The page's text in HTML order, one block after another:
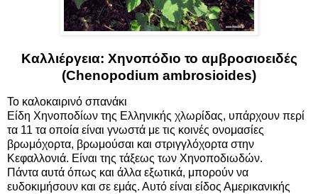
Καλλιέργεια: Χηνοπόδιο το αμβροσιοειδές
(Chenopodium ambrosioides)
Το καλοκαιρινό σπανάκι
Είδη Χηνοποδίων της Ελληνικής χλωρίδας, υπάρχουν περί
τα 11 τα οποία είναι γνωστά με τις κοινές ονομασίες
βρωμόχορτα, βρωμούσαι και στριγγλόχορτα στην
Κεφαλλονιά. Είναι της τάξεως των Χηνοποδιωδών.
Πάντα αυτά όπως και άλλα εξωτικά, μπορούν να
ευδοκιμήσουν και σε εμάς. Αυτό είναι είδος Αμερικανικής